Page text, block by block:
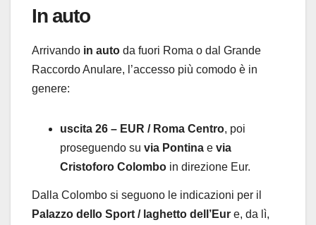
In auto
Arrivando in auto da fuori Roma o dal Grande
Raccordo Anulare, l’accesso più comodo è in
genere:
uscita 26 – EUR / Roma Centro, poi
proseguendo su via Pontina e via
Cristoforo Colombo in direzione Eur.
Dalla Colombo si seguono le indicazioni per il
Palazzo dello Sport / laghetto dell’Eur e, da lì,